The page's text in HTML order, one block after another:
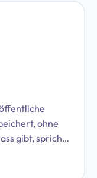
ohne
gibt, spricht
oder auch